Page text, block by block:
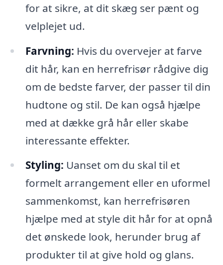
for at sikre, at dit skæg ser pænt og
velplejet ud.
Farvning: Hvis du overvejer at farve
dit hår, kan en herrefrisør rådgive dig
om de bedste farver, der passer til din
hudtone og stil. De kan også hjælpe
med at dække grå hår eller skabe
interessante effekter.
Styling: Uanset om du skal til et
formelt arrangement eller en uformel
sammenkomst, kan herrefrisøren
hjælpe med at style dit hår for at opnå
det ønskede look, herunder brug af
produkter til at give hold og glans.